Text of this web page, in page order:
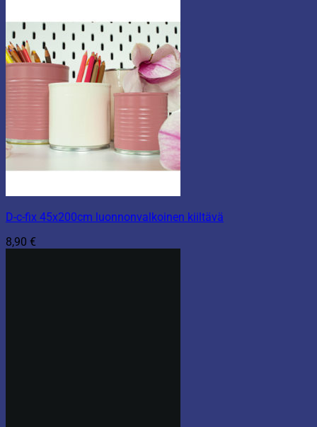
D-c-fix 45x200cm luonnonvalkoinen kiiltävä
8,90 €